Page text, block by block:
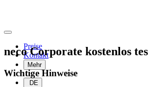
Preise
Kontakt
Mehr
DE
neco Corporate kostenlos
Wichtige Hinweise